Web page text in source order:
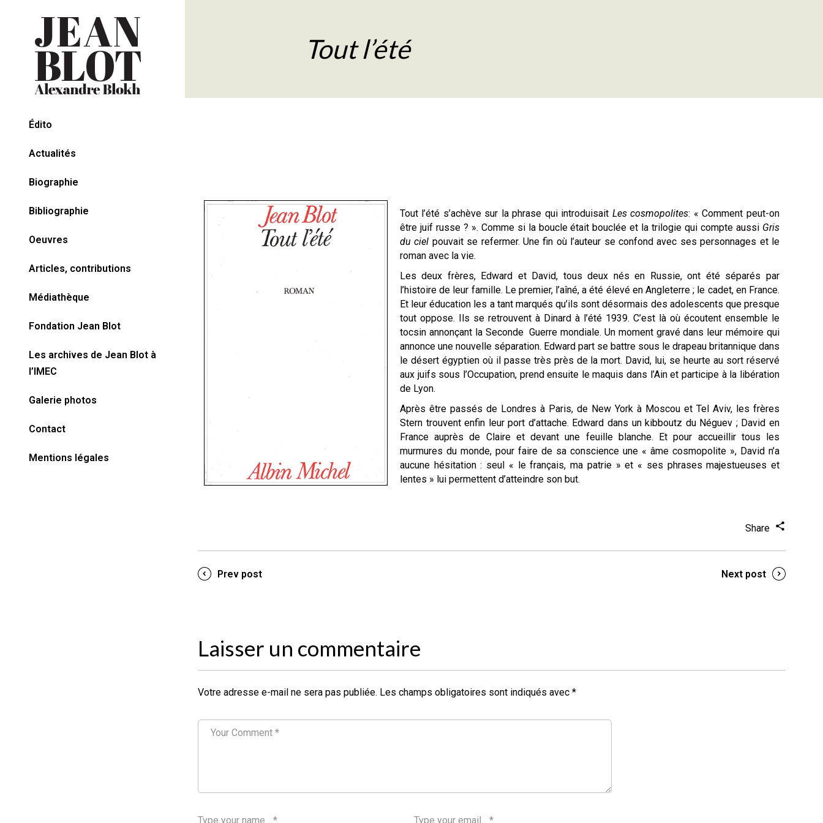
Édito
Actualités
Biographie
Bibliographie
Oeuvres
Articles, contributions
Médiathèque
Fondation Jean Blot
Les archives de Jean Blot à
l’IMEC​
Galerie photos
Contact
Mentions légales
Tout l’été
Tout l’été s’achève sur la phrase qui introduisait Les cosmopolites: « Comment peut-on
être juif russe ? ». Comme si la boucle était bouclée et la trilogie qui compte aussi Gris
du ciel pouvait se refermer. Une fin où l’auteur se confond avec ses personnages et le
roman avec la vie.
Les deux frères, Edward et David, tous deux nés en Russie, ont été séparés par
l’histoire de leur famille. Le premier, l’aîné, a été élevé en Angleterre ; le cadet, en France.
Et leur éducation les a tant marqués qu’ils sont désormais des adolescents que presque
tout oppose. Ils se retrouvent à Dinard à l’été 1939. C’est là où écoutent ensemble le
tocsin annonçant la Seconde Guerre mondiale. Un moment gravé dans leur mémoire qui
annonce une nouvelle séparation. Edward part se battre sous le drapeau britannique dans
le désert égyptien où il passe très près de la mort. David, lui, se heurte au sort réservé
aux juifs sous l’Occupation, prend ensuite le maquis dans l’Ain et participe à la libération
de Lyon.
Après être passés de Londres à Paris, de New York à Moscou et Tel Aviv, les frères
Stern trouvent enfin leur port d’attache. Edward dans un kibboutz du Néguev ; David en
France auprès de Claire et devant une feuille blanche. Et pour accueillir tous les
murmures du monde, pour faire de sa conscience une « âme cosmopolite », David n’a
aucune hésitation : seul « le français, ma patrie » et « ses phrases majestueuses et
lentes » lui permettent d’atteindre son but.
Share
Prev post Next post
Laisser un commentaire
Votre adresse e-mail ne sera pas publiée. Les champs obligatoires sont indiqués avec *